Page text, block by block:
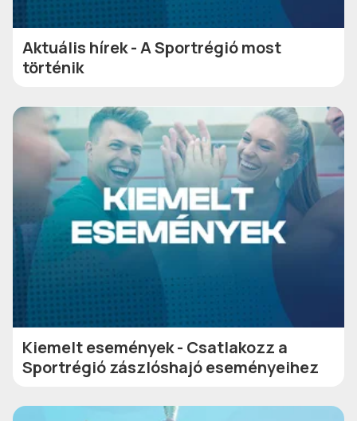
Aktuális hírek - A Sportrégió most
történik
Kiemelt események - Csatlakozz a
Sportrégió zászlóshajó eseményeihez